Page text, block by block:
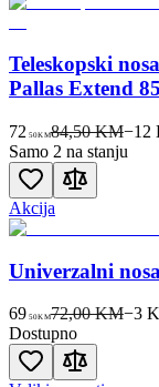
Teleskopski
Pallas Extend 85
72 50KM84,50 KM−12
Samo 2 na stanju
Akcija
Univerzalni
69 50KM72,00 KM−3
Dostupno